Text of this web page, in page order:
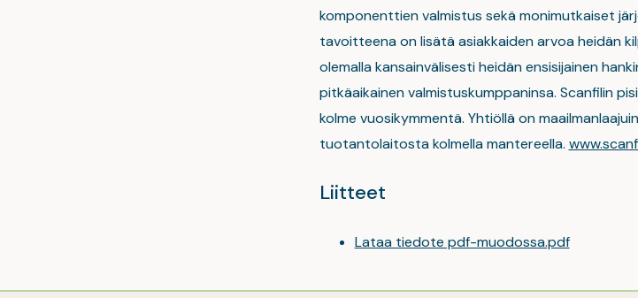
komponenttien valmistus sekä monimutkaiset
tavoitteena on lisätä asiakkaiden arvoa heidän
olemalla kansainvälisesti heidän ensisijainen
pitkäaikainen valmistuskumppaninsa. Scanfilin
kolme vuosikymmentä. Yhtiöllä on
tuotantolaitosta kolmella mantereella.
Liitteet
Lataa tiedote pdf-muodossa.pdf